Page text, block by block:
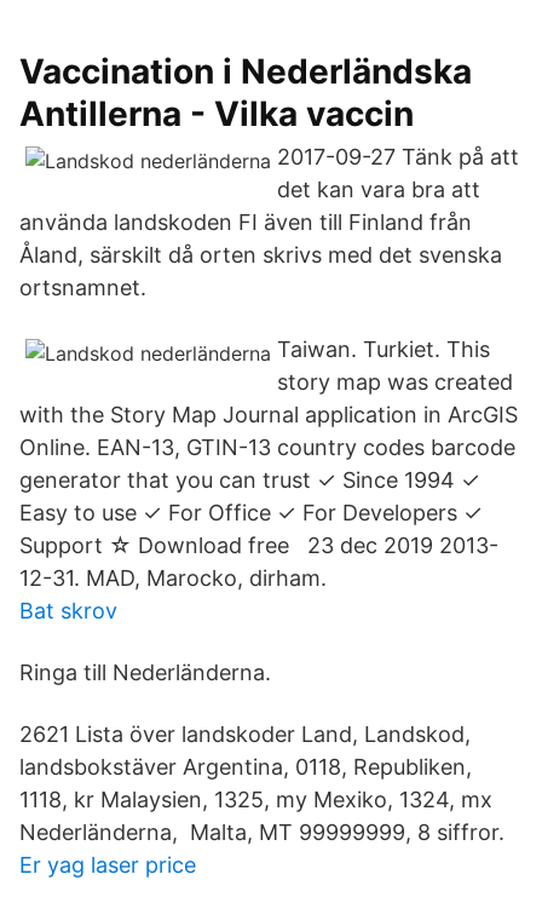
Vaccination i Nederländska
Antillerna - Vilka vaccin
2017-09-27 Tänk på att
det kan vara bra att
använda landskoden FI även till Finland från
Åland, särskilt då orten skrivs med det svenska
ortsnamnet.
Taiwan. Turkiet. This
story map was created
with the Story Map Journal application in ArcGIS
Online. EAN-13, GTIN-13 country codes barcode
generator that you can trust ✓ Since 1994 ✓
Easy to use ✓ For Office ✓ For Developers ✓
Support ☆ Download free 23 dec 2019 2013-
12-31. MAD, Marocko, dirham.
Bat skrov
Ringa till Nederländerna.
2621 Lista över landskoder Land, Landskod,
landsbokstäver Argentina, 0118, Republiken,
1118, kr Malaysien, 1325, my Mexiko, 1324, mx
Nederländerna, Malta, MT 99999999, 8 siffror.
Er yag laser price